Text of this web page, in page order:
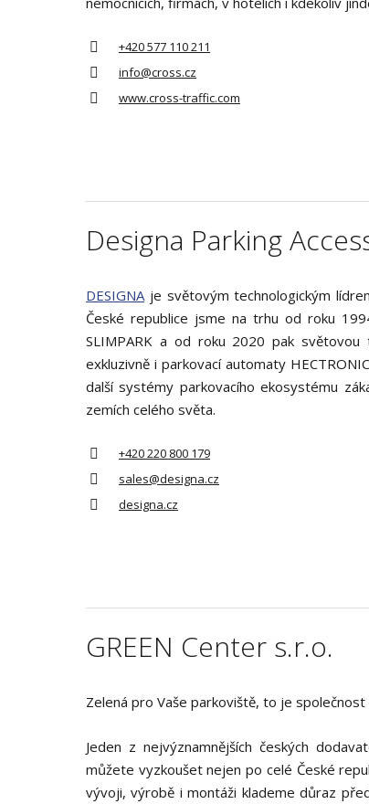
+420 577 110 211
info@cross.cz
www.cross-traffic.com
Designa Parking
DESIGNA je světovým technologickým
České republice jsme na trhu od roku
SLIMPARK a od roku 2020 pak světovou
exkluzivně i parkovací automaty
další systémy parkovacího ekosystému
zemích celého světa.
+420 220 800 179
sales@designa.cz
designa.cz
GREEN Center s.r.o.
Zelená pro Vaše parkoviště, to je společnost
Jeden z nejvýznamnějších českých
můžete vyzkoušet nejen po celé České
vývoji, výrobě i montáži klademe důraz